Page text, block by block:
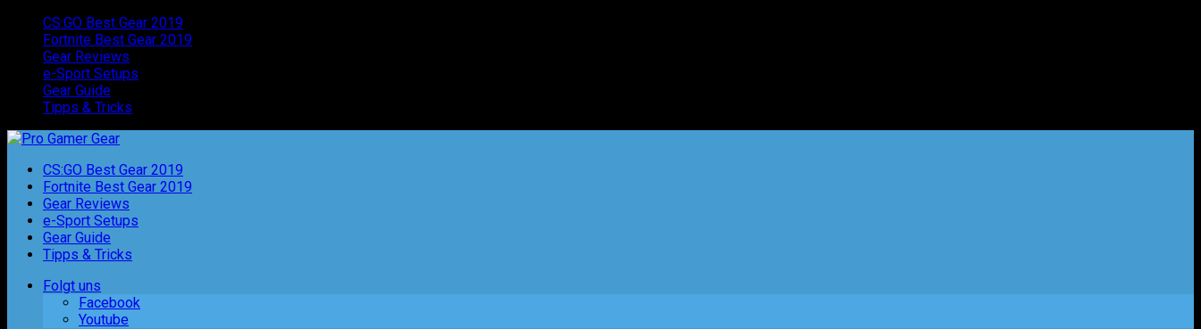
CS:GO Best Gear 2019
Fortnite Best Gear 2019
Gear Reviews
e-Sport Setups
Gear Guide
Tipps & Tricks
CS:GO Best Gear 2019
Fortnite Best Gear 2019
Gear Reviews
e-Sport Setups
Gear Guide
Tipps & Tricks
Folgt uns
Facebook
Youtube